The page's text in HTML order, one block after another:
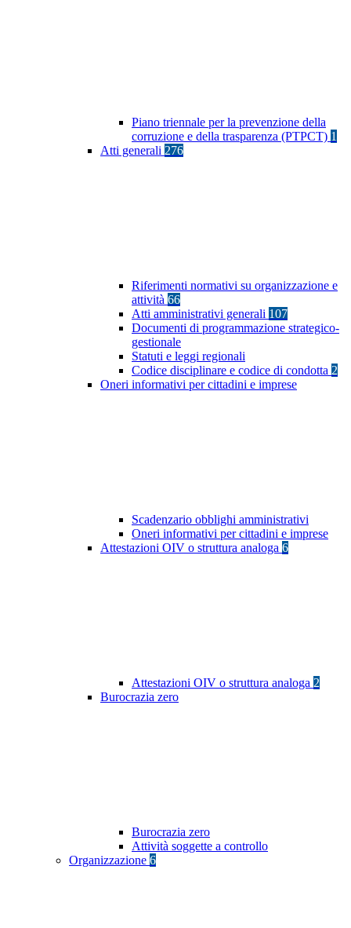
Piano triennale per la prevenzione della
corruzione e della trasparenza (PTPCT) 1
Atti generali 276
Riferimenti normativi su organizzazione e
attività 66
Atti amministrativi generali 107
Documenti di programmazione strategico-
gestionale
Statuti e leggi regionali
Codice disciplinare e codice di condotta 2
Oneri informativi per cittadini e imprese
Scadenzario obblighi amministrativi
Oneri informativi per cittadini e imprese
Attestazioni OIV o struttura analoga 6
Attestazioni OIV o struttura analoga 2
Burocrazia zero
Burocrazia zero
Attività soggette a controllo
Organizzazione 6